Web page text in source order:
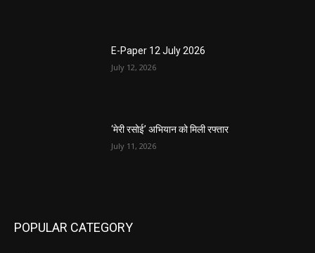
E-Paper 12 July 2026
July 12, 2026
‘मेरी रसोई’ अभियान को मिली रफ्तार
July 11, 2026
POPULAR CATEGORY